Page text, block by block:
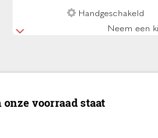
Handgeschakeld
Neem een
voorraad staat